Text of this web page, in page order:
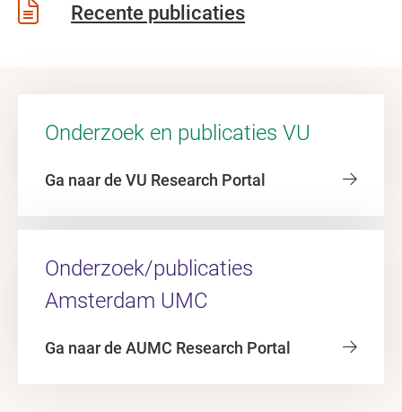
Recente publicaties
Onderzoek en publicaties VU
Ga naar de VU Research Portal
Onderzoek/publicaties
Amsterdam UMC
Ga naar de AUMC Research Portal